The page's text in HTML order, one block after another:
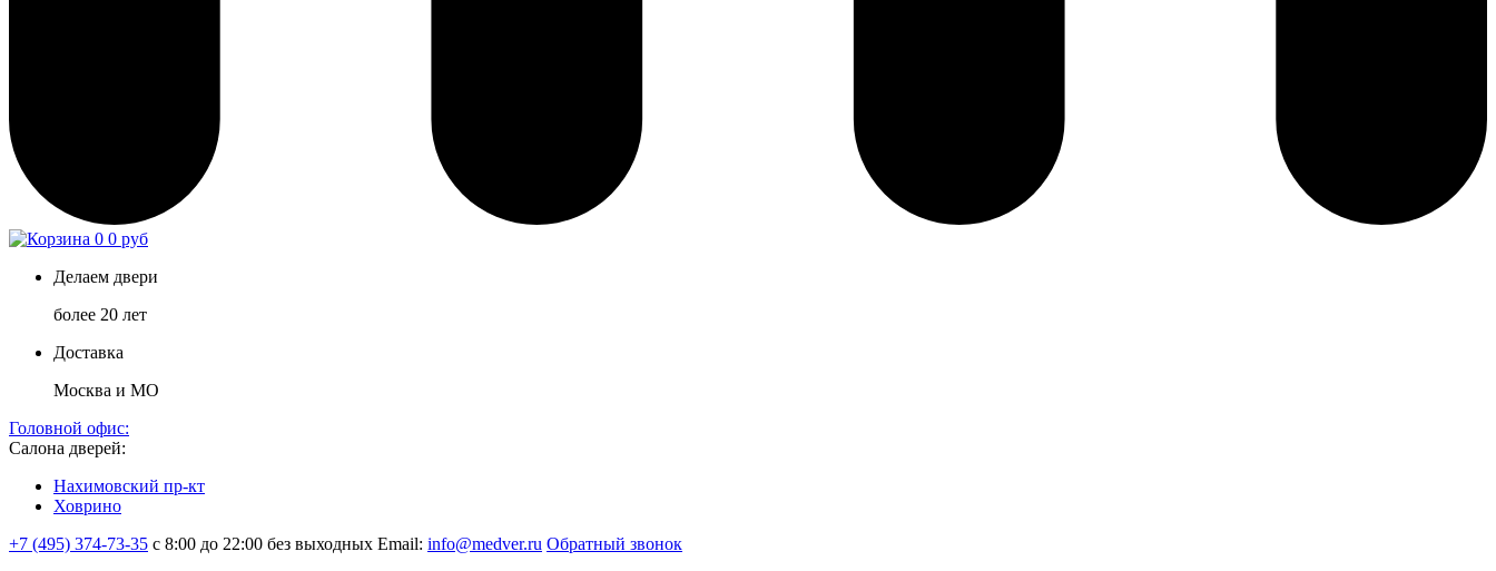
0 0 руб
Делаем двери
более 20 лет
Доставка
Москва и МО
Головной офис:
Салона дверей:
Нахимовский пр-кт
Ховрино
+7 (495) 374-73-35 с 8:00 до 22:00 без выходных Email: info@medver.ru Обратный звонок